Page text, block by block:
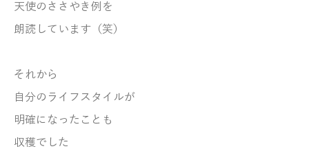
天使のささやき例を
朗読しています（笑）
それから
自分のライフスタイルが
明確になったことも
収穫でした